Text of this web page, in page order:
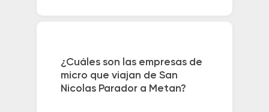
¿Cuáles son las empresas de
micro que viajan de San
Nicolas Parador a Metan?